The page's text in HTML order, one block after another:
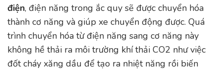
điện, điện năng trong ắc quy sẽ được chuyển hóa
thành cơ năng và giúp xe chuyển động được. Quá
trình chuyển hóa từ điện năng sang cơ năng này
không hề thải ra môi trường khí thải CO2 như việc
đốt cháy xăng dầu để tạo ra nhiệt năng rồi biến